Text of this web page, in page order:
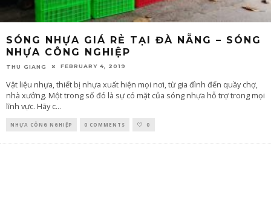
SÓNG NHỰA GIÁ RẺ TẠI ĐÀ NẴNG – SÓNG
NHỰA CÔNG NGHIỆP
THU GIANG FEBRUARY 4, 2019
Vật liệu nhựa, thiết bị nhựa xuất hiện mọi nơi, từ gia đình đến quầy chợ,
nhà xưởng. Một trong số đó là sự có mặt của sóng nhựa hỗ trợ trong mọi
lĩnh vực. Hãy c...
NHỰA CÔNG NGHIỆP 0 COMMENTS 0